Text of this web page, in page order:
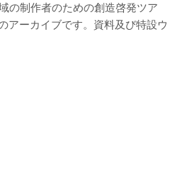
の制作者のための創造啓発ツア
アーカイブです。資料及び特設ウ